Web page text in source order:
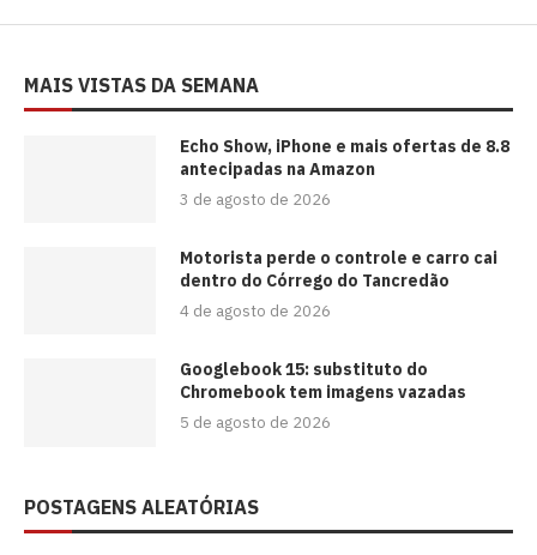
MAIS VISTAS DA SEMANA
Echo Show, iPhone e mais ofertas de 8.8
antecipadas na Amazon
3 de agosto de 2026
Motorista perde o controle e carro cai
dentro do Córrego do Tancredão
4 de agosto de 2026
Googlebook 15: substituto do
Chromebook tem imagens vazadas
5 de agosto de 2026
POSTAGENS ALEATÓRIAS